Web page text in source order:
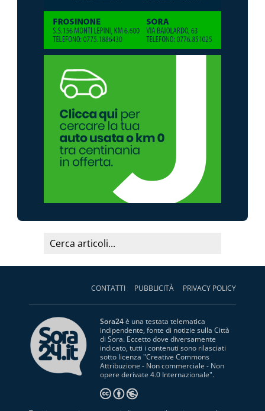
CONTATTI PUBBLICITÀ PRIVACY POLICY
Sora24è una testata telematica
indipendente, fonte di notizie sulla Città
di Sora. Eccetto dove diversamente
indicato, tutti i contenuti sono rilasciati
sotto licenza "Creative Commons
Attribuzione - Non commerciale - Non
opere derivate 4.0 Internazionale".